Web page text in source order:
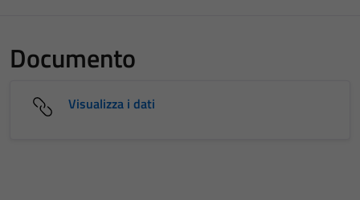
Documento
Visualizza i dati